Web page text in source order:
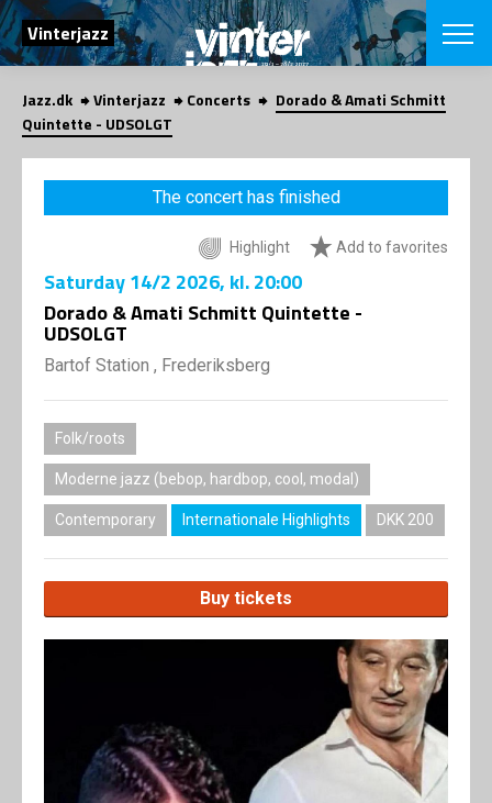
SEARCH
Vinterjazz
Danish
CHOOSE
VINTERJAZZ
Themes
LOCATIONS
Jazz.dk Vinterjazz Concerts
Dorado & Amati Schmitt
Quintette - UDSOLGT
The concert has finished
Highlight Add to favorites
Saturday14/2 2026, kl. 20:00
Dorado & Amati Schmitt Quintette -
UDSOLGT
Bartof Station , Frederiksberg
Folk/roots
Moderne jazz (bebop, hardbop, cool, modal)
Contemporary Internationale Highlights DKK 200
Buy tickets